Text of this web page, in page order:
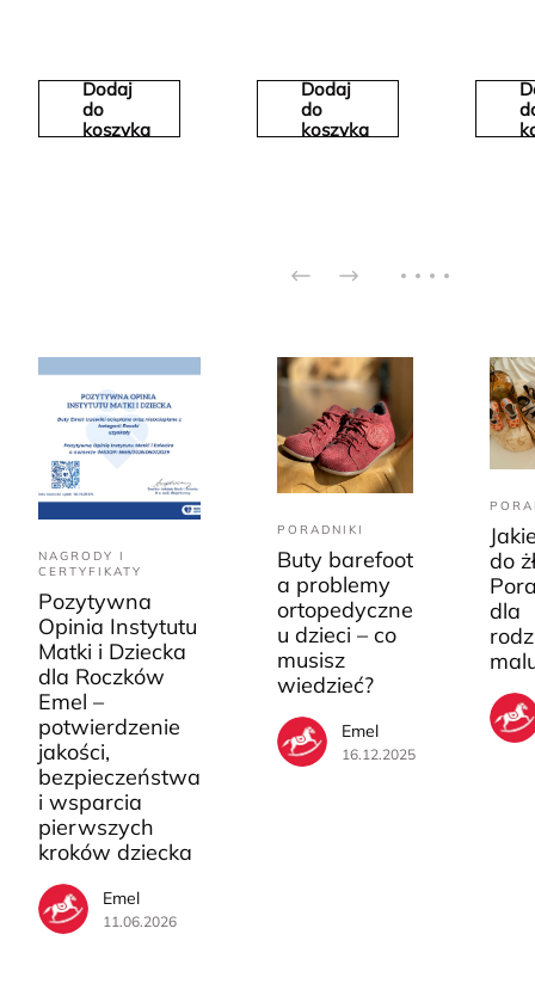
Dodaj
do
koszyka
Dodaj
do
koszyka
NAGRODY I
CERTYFIKATY
Pozytywna
Opinia Instytutu
Matki i Dziecka
dla Roczków
Emel –
potwierdzenie
jakości,
bezpieczeństwa
i wsparcia
pierwszych
kroków dziecka
Emel
11.06.2026
PORADNIKI
Buty barefoot
a problemy
ortopedyczne
u dzieci – co
musisz
wiedzieć?
Emel
16.12.2025
do
dla